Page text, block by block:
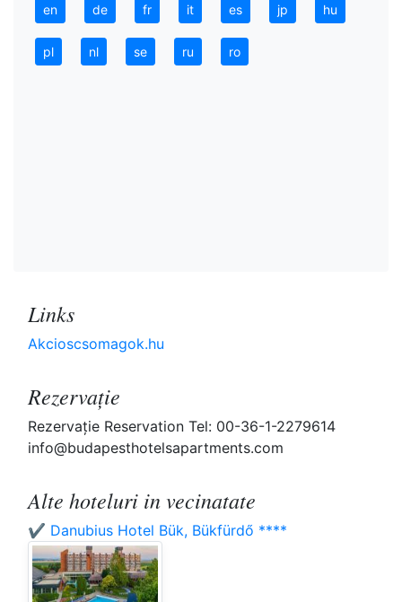
en de fr it es jp hu
pl nl se ru ro
Links
Akcioscsomagok.hu
Rezervaţie
Rezervaţie Reservation Tel: 00-36-1-2279614
info@budapesthotelsapartments.com
Alte hoteluri in vecinatate
✔️ Danubius Hotel Bük, Bükfürdő ****